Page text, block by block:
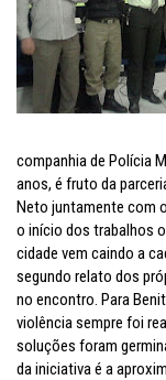
companhia de Polícia
anos, é fruto da
Neto juntamente com
o início dos trabalhos
cidade vem caindo a
segundo relato dos
no encontro. Para
violência sempre foi
soluções foram
da iniciativa é a